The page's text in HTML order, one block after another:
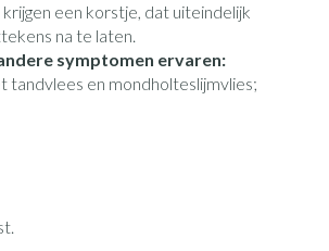
een korstje, dat uiteindelijk
na te laten.
symptomen ervaren:
tandvlees en mondholteslijmvlies;